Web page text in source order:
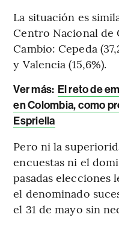
La situación es
Centro Nacional de
Cambio: Cepeda
y Valencia (15,6%).
Ver más: El reto de
en Colombia, como
Espriella
Pero ni la
encuestas ni el
pasadas elecciones
el denominado
el 31 de mayo sin